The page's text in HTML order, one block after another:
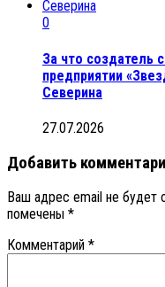
0
За что создатель
предприятии
Северина
27.07.2026
Добавить
Ваш адрес email не будет
помечены *
Комментарий *